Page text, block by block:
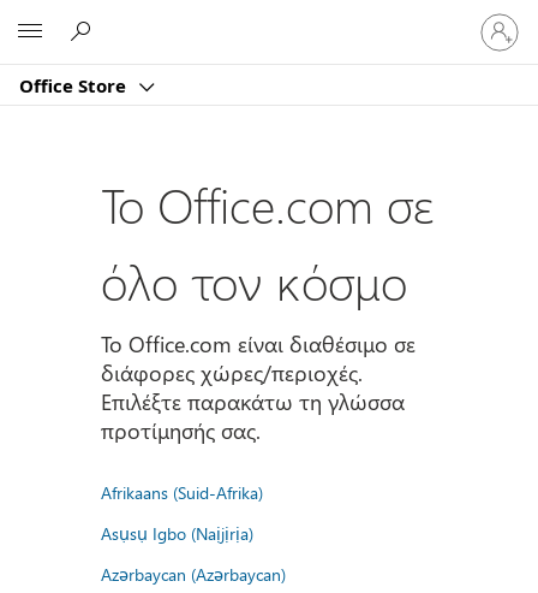
Office Store
Είσοδος
στον
Το Office.com σε
όλο τον κόσμο
Το Office.com είναι διαθέσιμο σε
διάφορες χώρες/περιοχές.
Επιλέξτε παρακάτω τη γλώσσα
προτίμησής σας.
Afrikaans (Suid-Afrika)
Asụsụ Igbo (Naịjịrịa)
Azərbaycan (Azərbaycan)